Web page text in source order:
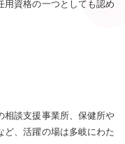
用資格の一つとしても認め
相談支援事業所、保健所や
ど、活躍の場は多岐にわた